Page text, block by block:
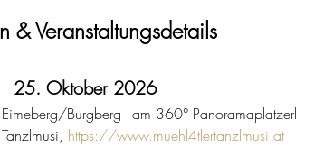
& Veranstaltungsdetails
25. Oktober 2026
Burgberg - am 360° Panoramaplatzerl
https://www.muehl4tlertanzlmusi.at